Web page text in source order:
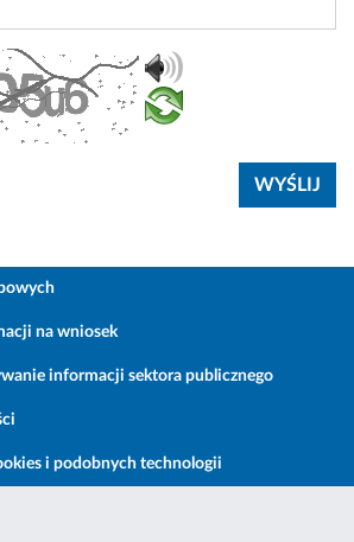
na wniosek
informacji sektora publicznego
i podobnych technologii